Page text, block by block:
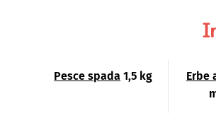
Pesce spada 1,5 kg Erbe